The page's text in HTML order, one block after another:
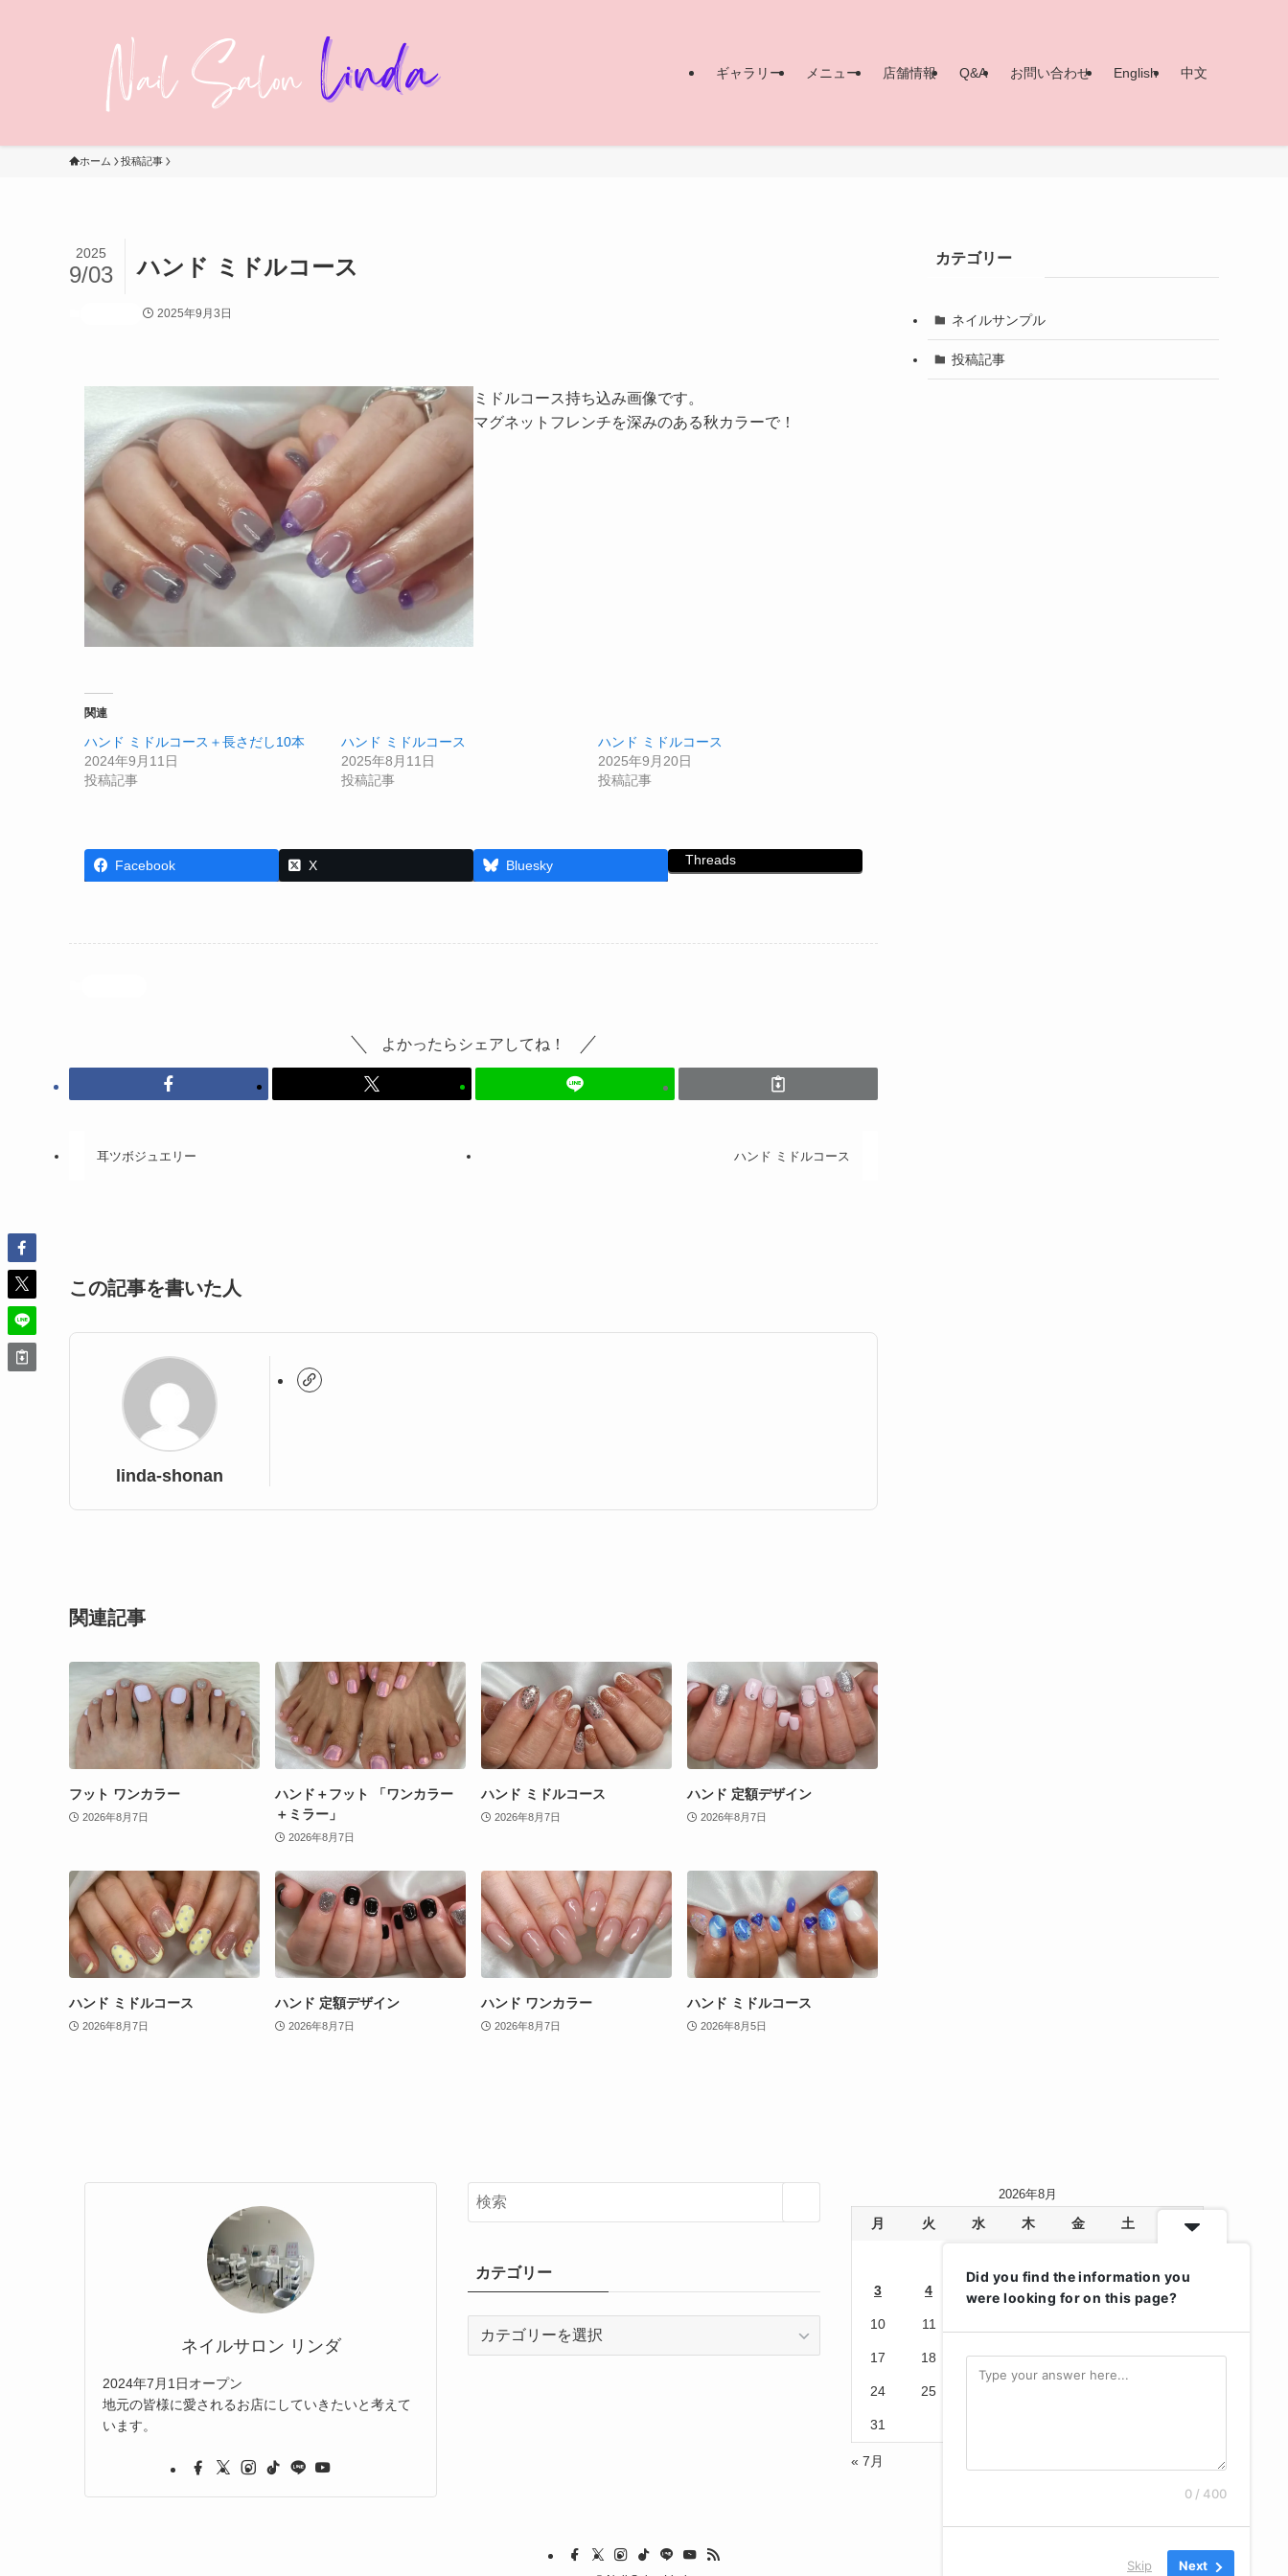
ギャラリー メニュー 店舗情報 Q&A お問い合わせ English 中文
ホーム 投稿記事
ハンド ミドルコース
2025
9/03
2025年9月3日
ミドルコース持ち込み画像です。
マグネットフレンチを深みのある秋カラーで！
関連
ハンド ミドルコース＋長さだし10本
2024年9月11日
投稿記事
ハンド ミドルコース
2025年8月11日
投稿記事
ハンド ミドルコース
2025年9月20日
投稿記事
Facebook X Bluesky Threads
よかったらシェアしてね！
耳ツボジュエリー ハンド ミドルコース
この記事を書いた人
linda-shonan
関連記事
フット ワンカラー
2026年8月7日
ハンド＋フット 「ワンカラー
＋ミラー」
2026年8月7日
ハンド ミドルコース
2026年8月7日
ハンド 定額デザイン
2026年8月7日
ハンド ミドルコース
2026年8月7日
ハンド 定額デザイン
2026年8月7日
ハンド ワンカラー
2026年8月7日
ハンド ミドルコース
2026年8月5日
カテゴリー
ネイルサンプル
投稿記事
ネイルサロン リンダ
2024年7月1日オープン
地元の皆様に愛されるお店にしていきたいと考えて
います。
カテゴリー
2026年8月
月 火 水 木 金 土
3 4 6 9
10 11
17 18 19 20 21 22 23
24 25
31
« 7月
Did you find the information you
were looking for on this page?
0 / 400
Skip Next